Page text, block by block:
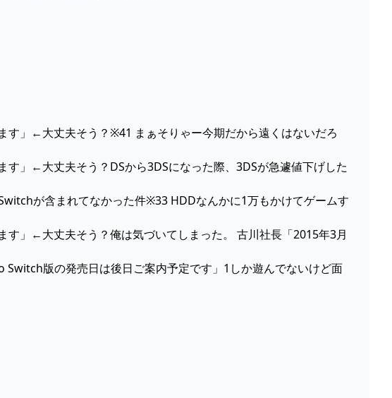
」←大丈夫そう？※41 まぁそりゃー今期だから遠くはないだろ
」←大丈夫そう？DSから3DSになった際、3DSが急遽値下げした
が含まれてなかった件※33 HDDなんかに1万もかけてゲームす
」←大丈夫そう？俺は気づいてしまった。 古川社長「2015年3月
版の発売日は後日ご案内予定です」1しか遊んでないけど面